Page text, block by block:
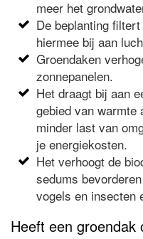
meer het
De beplanting
hiermee bij aan
Groendaken
zonnepanelen.
Het draagt bij aan
gebied van warmte
minder last van
je energiekosten.
Het verhoogt de
sedums
vogels en insecten
Heeft een groendak